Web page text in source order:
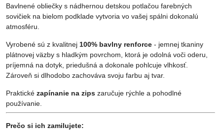
Bavlnené obliečky s nádhernou detskou potlačou farebných
sovičiek na bielom podklade vytvoria vo vašej spálni dokonalú
atmosféru.
Vyrobené sú z kvalitnej 100% bavlny renforce - jemnej tkaniny
plátnovej väzby s hladkým povrchom, ktorá je odolná voči oderu,
príjemná na dotyk, priedušná a dokonale pohlcuje vlhkosť.
Zároveň si dlhodobo zachováva svoju farbu aj tvar.
Praktické zapínanie na zips zaručuje rýchle a pohodlné
používanie.
Prečo si ich zamilujete: